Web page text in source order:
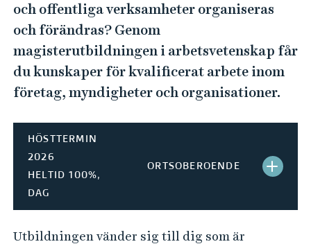
och offentliga verksamheter organiseras
och förändras? Genom
magisterutbildningen i arbetsvetenskap får
du kunskaper för kvalificerat arbete inom
företag, myndigheter och organisationer.
HÖSTTERMIN
2026
HELTID 100%,
DAG
ORTSOBEROENDE S
Utbildningen vänder sig till dig som är